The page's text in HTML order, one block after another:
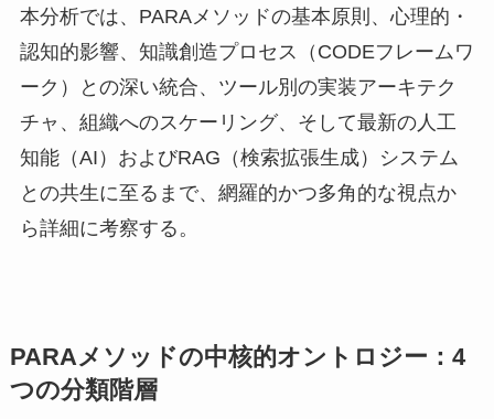
本分析では、PARAメソッドの基本原則、心理的・
認知的影響、知識創造プロセス（CODEフレームワ
ーク）との深い統合、ツール別の実装アーキテク
チャ、組織へのスケーリング、そして最新の人工
知能（AI）およびRAG（検索拡張生成）システム
との共生に至るまで、網羅的かつ多角的な視点か
ら詳細に考察する。
PARAメソッドの中核的オントロジー：4
つの分類階層